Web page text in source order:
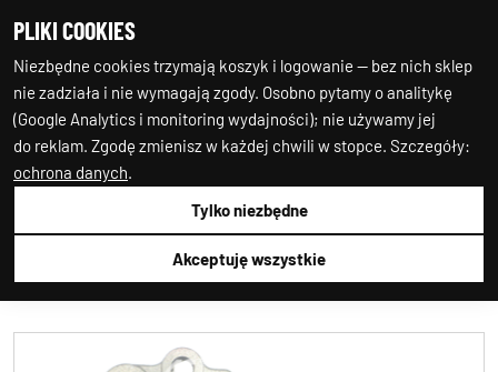
PLIKI COOKIES
Niezbędne cookies trzymają koszyk i logowanie — bez nich sklep
nie zadziała i nie wymagają zgody. Osobno pytamy o analitykę
(Google Analytics i monitoring wydajności); nie używamy jej
do reklam. Zgodę zmienisz w każdej chwili w stopce. Szczegóły:
ochrona danych.
Tylko niezbędne
Akceptuję wszystkie
1.ALTERNATOR
AS-PL
A0037